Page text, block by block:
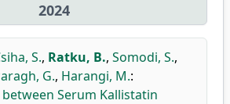
2024
S., Ratku, B., Somodi, S.,
G., Harangi, M.:
Serum Kallistatin